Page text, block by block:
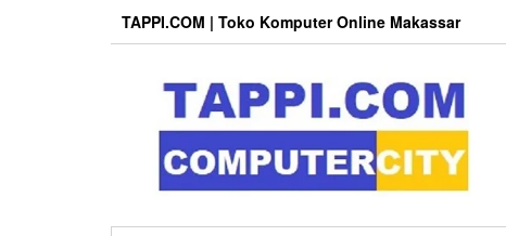
TAPPI.COM | Toko Komputer Online Makassar